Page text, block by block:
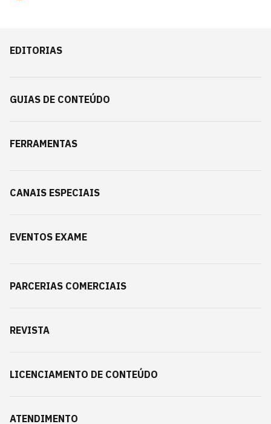
EDITORIAS
GUIAS DE CONTEÚDO
FERRAMENTAS
CANAIS ESPECIAIS
EVENTOS EXAME
PARCERIAS COMERCIAIS
REVISTA
LICENCIAMENTO DE CONTEÚDO
ATENDIMENTO